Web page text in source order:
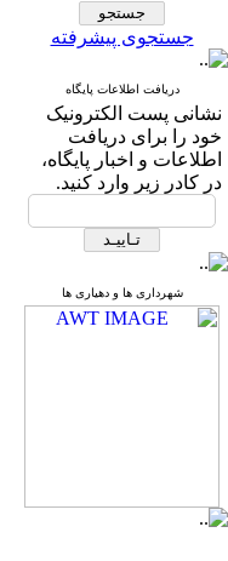
جستجوی پیشرفته
دریافت اطلاعات پایگاه
نشانی پست الکترونیک
خود را برای دریافت
اطلاعات و اخبار پایگاه،
در کادر زیر وارد کنید.
شهرداری ها و دهیاری ها